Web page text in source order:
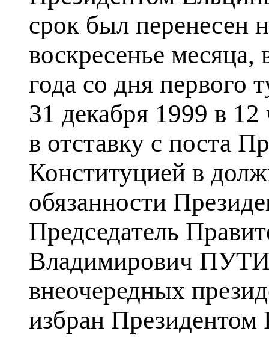
срок был перенесен
воскресенье месяца,
года со дня первого
31 декабря 1999 в
в отставку с поста
Конституцией в
обязанности
Председатель
Владимирович
внеочередных
избран